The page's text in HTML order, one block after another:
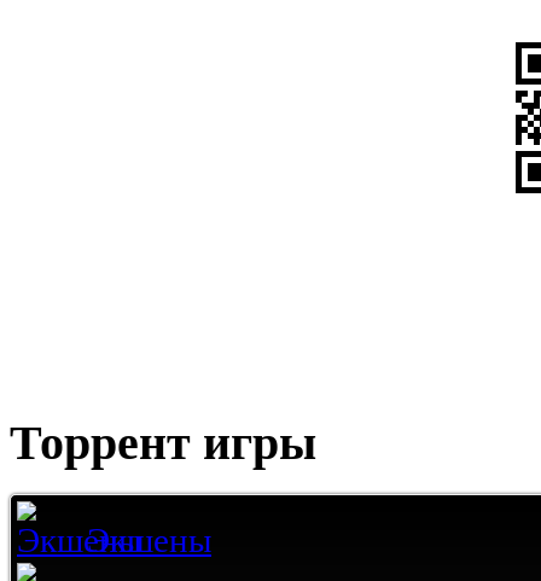
Торрент игры
Экшены